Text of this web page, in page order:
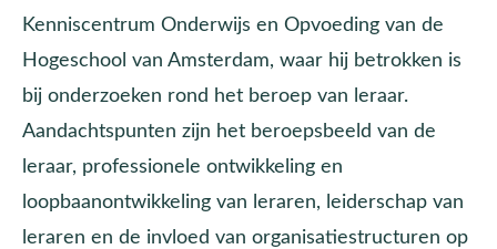
Kenniscentrum Onderwijs en Opvoeding van de
Hogeschool van Amsterdam, waar hij betrokken is
bij onderzoeken rond het beroep van leraar.
Aandachtspunten zijn het beroepsbeeld van de
leraar, professionele ontwikkeling en
loopbaanontwikkeling van leraren, leiderschap van
leraren en de invloed van organisatiestructuren op